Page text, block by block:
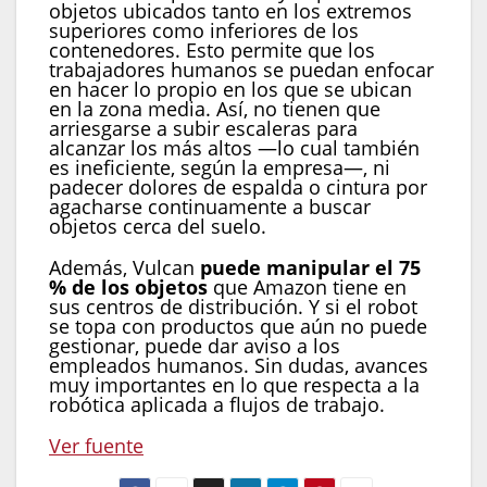
objetos ubicados tanto en los extremos
superiores como inferiores de los
contenedores. Esto permite que los
trabajadores humanos se puedan enfocar
en hacer lo propio en los que se ubican
en la zona media. Así, no tienen que
arriesgarse a subir escaleras para
alcanzar los más altos —lo cual también
es ineficiente, según la empresa—, ni
padecer dolores de espalda o cintura por
agacharse continuamente a buscar
objetos cerca del suelo.
Además, Vulcan puede manipular el 75
% de los objetos que Amazon tiene en
sus centros de distribución. Y si el robot
se topa con productos que aún no puede
gestionar, puede dar aviso a los
empleados humanos. Sin dudas, avances
muy importantes en lo que respecta a la
robótica aplicada a flujos de trabajo.
Ver fuente